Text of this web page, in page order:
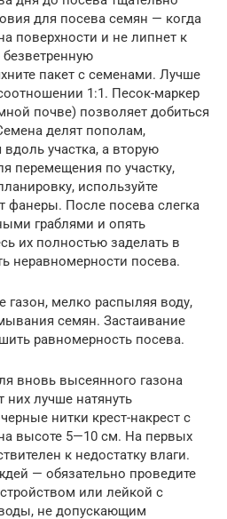
для посева семян — когда
поверхности и не липнет к
пакет с семенами. Лучше
1:1. Песок-маркер
почве) позволяет добиться
делят пополам,
участка, а вторую
перемещения по участку,
используйте
фанеры. После посева слегка
граблями и опять
их полностью заделать в
неравномерности посева.
газон, мелко распыляя воду,
семян. Застаивание
равномерность посева.
вновь высеянного газона
лучше натянуть
нитки крест-накрест с
высоте 5—10 см. На первых
к недостатку влаги.
— обязательно проведите
или лейкой с
не допускающим